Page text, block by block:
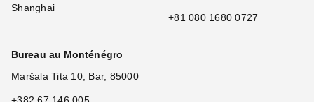
Shanghai
+81 080 1680 0727
Bureau au Monténégro
Maršala Tita 10, Bar, 85000